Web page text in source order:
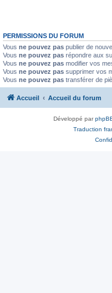
PERMISSIONS DU FORUM
Vous ne pouvez pas publier de
Vous ne pouvez pas répondre aux
Vous ne pouvez pas modifier vos
Vous ne pouvez pas supprimer vos
Vous ne pouvez pas transférer de
Accueil Accueil du forum
Développé par
Traduction